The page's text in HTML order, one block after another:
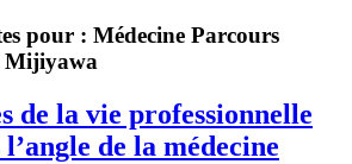
pour : Médecine Parcours
Mijiyawa
de la vie professionnelle
l’angle de la médecine